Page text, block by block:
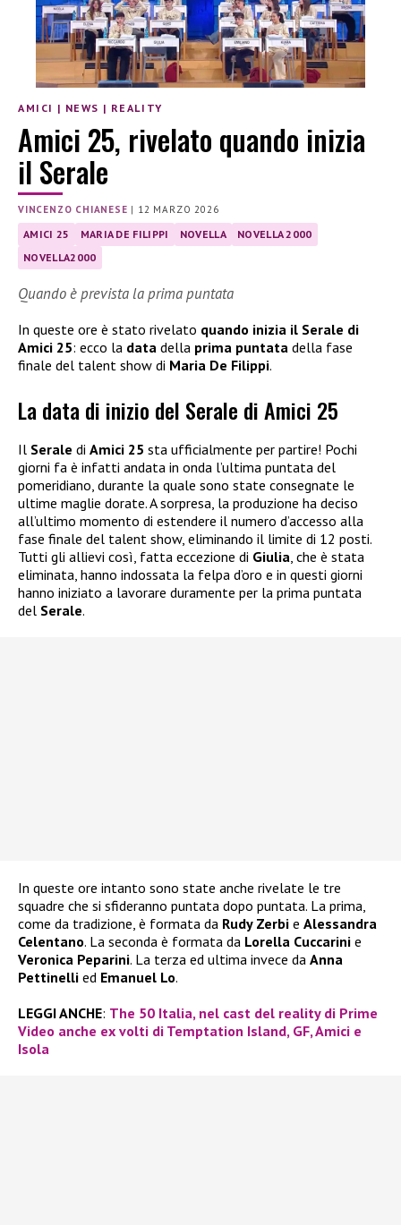
AMICI | NEWS | REALITY
Amici 25, rivelato quando inizia
il Serale
VINCENZO CHIANESE | 12 MARZO 2026
AMICI 25 MARIA DE FILIPPI NOVELLA
NOVELLA 2000
NOVELLA2000
Quando è prevista la prima puntata
In queste ore è stato rivelato quando inizia il Serale di
Amici 25: ecco la data della prima puntata della fase
finale del talent show di Maria De Filippi.
La data di inizio del Serale di Amici 25
Il Serale di Amici 25 sta ufficialmente per partire! Pochi
giorni fa è infatti andata in onda l’ultima puntata del
pomeridiano, durante la quale sono state consegnate le
ultime maglie dorate. A sorpresa, la produzione ha deciso
all’ultimo momento di estendere il numero d’accesso alla
fase finale del talent show, eliminando il limite di 12 posti.
Tutti gli allievi così, fatta eccezione di Giulia, che è stata
eliminata, hanno indossata la felpa d’oro e in questi giorni
hanno iniziato a lavorare duramente per la prima puntata
del Serale.
In queste ore intanto sono state anche rivelate le tre
squadre che si sfideranno puntata dopo puntata. La prima,
come da tradizione, è formata da Rudy Zerbi e Alessandra
Celentano. La seconda è formata da Lorella Cuccarini e
Veronica Peparini. La terza ed ultima invece da Anna
Pettinelli ed Emanuel Lo.
LEGGI ANCHE: The 50 Italia, nel cast del reality di Prime
Video anche ex volti di Temptation Island, GF, Amici e
Isola